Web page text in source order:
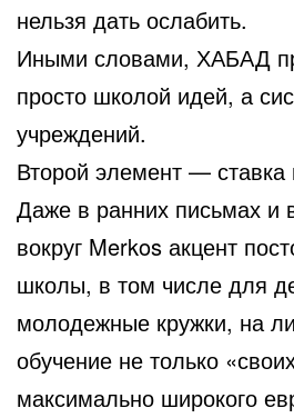
нельзя дать ослабить.
Иными словами, ХАБАД
просто школой идей, а
учреждений.
Второй элемент — ставка
Даже в ранних письмах и
вокруг Merkos акцент
школы, в том числе для
молодежные кружки, на
обучение не только
максимально широкого